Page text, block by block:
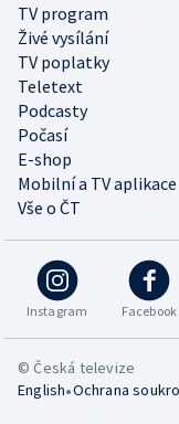
TV program
Živé vysílání
TV poplatky
Teletext
Podcasty
Počasí
E-shop
Mobilní a TV aplikace
Vše o ČT
Instagram Facebook
© Česká televize
English•Ochrana